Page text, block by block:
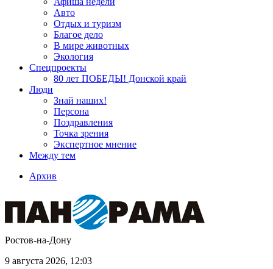
Авто
Отдых и туризм
Благое дело
В мире животных
Экология
Спецпроекты
80 лет ПОБЕДЫ! Донской край
Люди
Знай наших!
Персона
Поздравления
Точка зрения
Экспертное мнение
Между тем
Архив
Ростов-на-Дону
9 августа 2026, 12:03